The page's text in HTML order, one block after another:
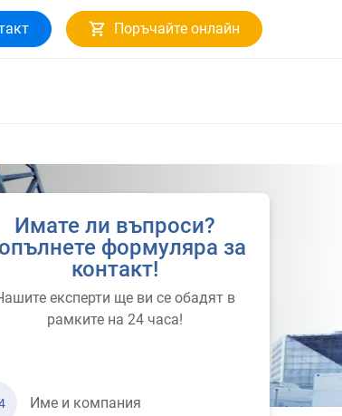
Поръчайте онлайн
Имате ли въпроси?
формуляра за
контакт!
експерти ще ви се обадят в
рамките на 24 часа!
Име и компания